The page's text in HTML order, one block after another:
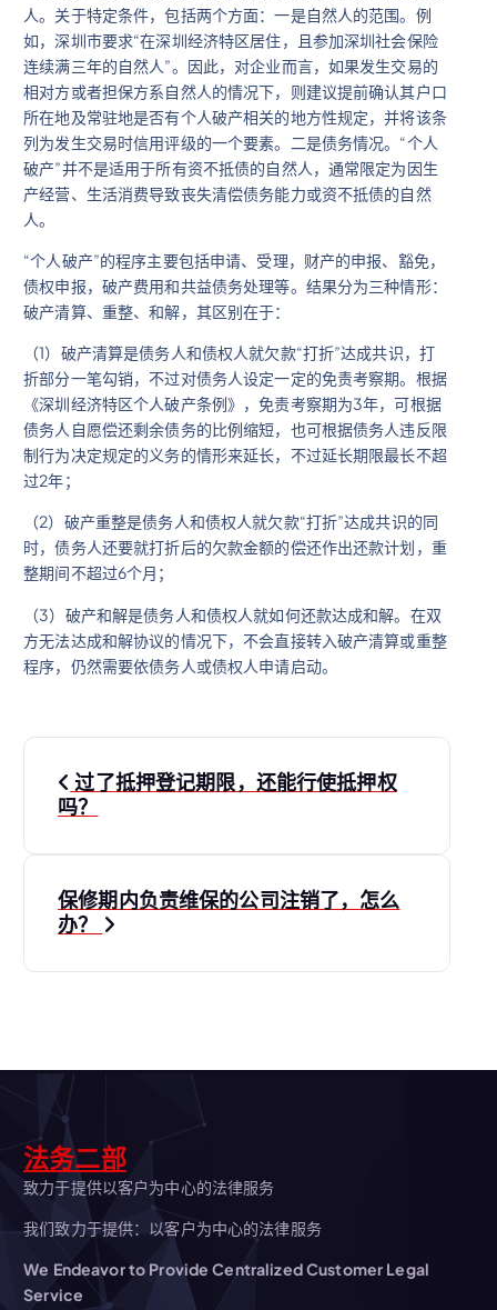
人。关于特定条件，包括两个方面：一是自然人的范围。例
如，深圳市要求“在深圳经济特区居住，且参加深圳社会保险
连续满三年的自然人”。因此，对企业而言，如果发生交易的
相对方或者担保方系自然人的情况下，则建议提前确认其户口
所在地及常驻地是否有个人破产相关的地方性规定，并将该条
列为发生交易时信用评级的一个要素。二是债务情况。“个人
破产”并不是适用于所有资不抵债的自然人，通常限定为因生
产经营、生活消费导致丧失清偿债务能力或资不抵债的自然
人。
“个人破产”的程序主要包括申请、受理，财产的申报、豁免，
债权申报，破产费用和共益债务处理等。结果分为三种情形：
破产清算、重整、和解，其区别在于：
（1）破产清算是债务人和债权人就欠款“打折”达成共识，打
折部分一笔勾销，不过对债务人设定一定的免责考察期。根据
《深圳经济特区个人破产条例》，免责考察期为3年，可根据
债务人自愿偿还剩余债务的比例缩短，也可根据债务人违反限
制行为决定规定的义务的情形来延长，不过延长期限最长不超
过2年；
（2）破产重整是债务人和债权人就欠款“打折”达成共识的同
时，债务人还要就打折后的欠款金额的偿还作出还款计划，重
整期间不超过6个月；
（3）破产和解是债务人和债权人就如何还款达成和解。在双
方无法达成和解协议的情况下，不会直接转入破产清算或重整
程序，仍然需要依债务人或债权人申请启动。
文
章
航
过了抵押登记期限，还能行使抵押权
吗？
保修期内负责维保的公司注销了，怎么
办？
法务二部
致力于提供以客户为中心的法律服务
我们致力于提供：以客户为中心的法律服务
We Endeavor to Provide Centralized Customer Legal
Service